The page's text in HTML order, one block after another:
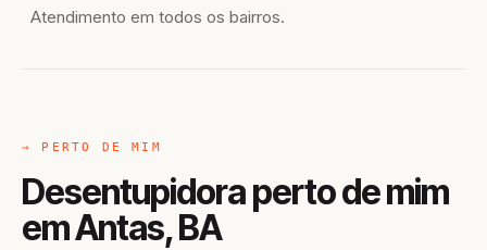
Atendimento em todos os bairros.
→ PERTO DE MIM
Desentupidora perto de mim
em Antas, BA